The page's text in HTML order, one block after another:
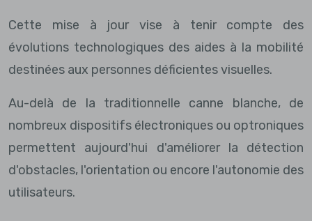
Cette mise à jour vise à tenir compte des
évolutions technologiques des aides à la mobilité
destinées aux personnes déficientes visuelles.
Au-delà de la traditionnelle canne blanche, de
nombreux dispositifs électroniques ou optroniques
permettent aujourd'hui d'améliorer la détection
d'obstacles, l'orientation ou encore l'autonomie des
utilisateurs.